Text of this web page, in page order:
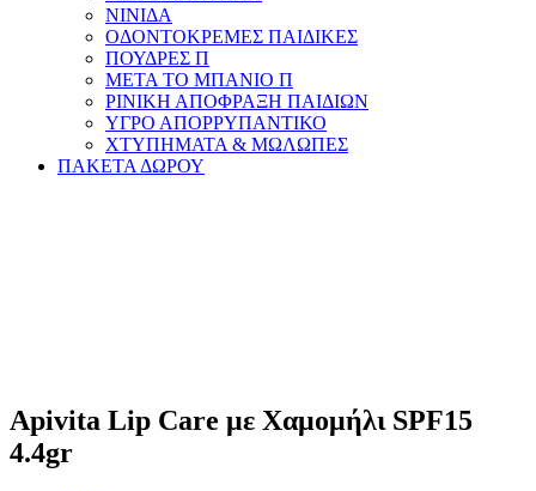
ΝΙΝΙΔΑ
ΟΔΟΝΤΟΚΡΕΜΕΣ ΠΑΙΔΙΚΕΣ
ΠΟΥΔΡΕΣ Π
ΜΕΤΑ ΤΟ ΜΠΑΝΙΟ Π
ΡΙΝΙΚΗ ΑΠΟΦΡΑΞΗ ΠΑΙΔΙΩΝ
ΥΓΡΟ ΑΠΟΡΡΥΠΑΝΤΙΚΟ
ΧΤΥΠΗΜΑΤΑ & ΜΩΛΩΠΕΣ
ΠΑΚΕΤΑ ΔΩΡΟΥ
Apivita Lip Care με Χαμομήλι SPF15
4.4gr